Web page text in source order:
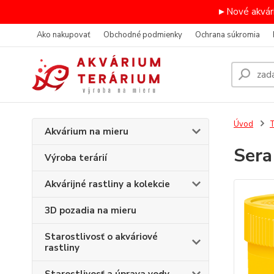
►Nové
Ako nakupovať Obchodné podmienky Ochrana súkromia
Akvárium na mieru
Výroba terárií
Akvárijné rastliny a kolekcie
3D pozadia na mieru
Starostlivosť o akváriové
rastliny
Úvod